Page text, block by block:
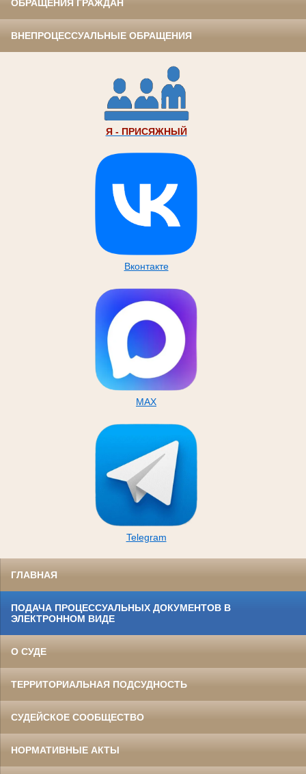
ОБРАЩЕНИЯ ГРАЖДАН
ВНЕПРОЦЕССУАЛЬНЫЕ ОБРАЩЕНИЯ
Я - ПРИСЯЖНЫЙ
Вконтакте
MAX
Telegram
ГЛАВНАЯ
ПОДАЧА ПРОЦЕССУАЛЬНЫХ ДОКУМЕНТОВ В
ЭЛЕКТРОННОМ ВИДЕ
О СУДЕ
ТЕРРИТОРИАЛЬНАЯ ПОДСУДНОСТЬ
СУДЕЙСКОЕ СООБЩЕСТВО
НОРМАТИВНЫЕ АКТЫ